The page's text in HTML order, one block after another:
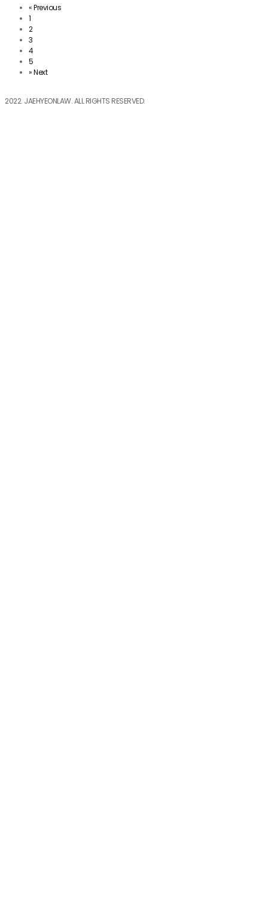
«Previous
1
2
3
4
5
»Next
2022. JAEHYEONLAW. ALL RIGHTS RESERVED.